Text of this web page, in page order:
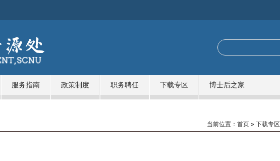
服务指南 政策制度 职务聘任 下载专区 博士后之家
当前位置： 首页 » 下载专区